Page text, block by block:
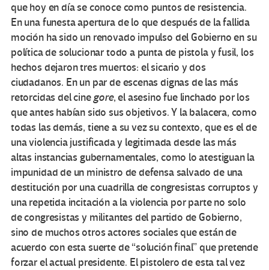
que hoy en día se conoce como puntos de resistencia.
En una funesta apertura de lo que después de la fallida
moción ha sido un renovado impulso del Gobierno en su
política de solucionar todo a punta de pistola y fusil, los
hechos dejaron tres muertos: el sicario y dos
ciudadanos. En un par de escenas dignas de las más
retorcidas del cinegore, el asesino fue linchado por los
que antes habían sido sus objetivos. Y la balacera, como
todas las demás, tiene a su vez su contexto, que es el de
una violencia justificada y legitimada desde las más
altas instancias gubernamentales, como lo atestiguan la
impunidad de un ministro de defensa salvado de una
destitución por una cuadrilla de congresistas corruptos y
una repetida incitación a la violencia por parte no solo
de congresistas y militantes del partido de Gobierno,
sino de muchos otros actores sociales que están de
acuerdo con esta suerte de “solución final” que pretende
forzar el actual presidente. El pistolero de esta tal vez